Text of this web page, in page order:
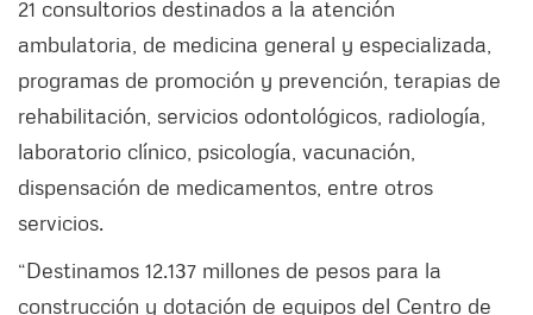
21 consultorios destinados a la atención
ambulatoria, de medicina general y especializada,
programas de promoción y prevención, terapias de
rehabilitación, servicios odontológicos, radiología,
laboratorio clínico, psicología, vacunación,
dispensación de medicamentos, entre otros
servicios.
“Destinamos 12.137 millones de pesos para la
construcción y dotación de equipos del Centro de